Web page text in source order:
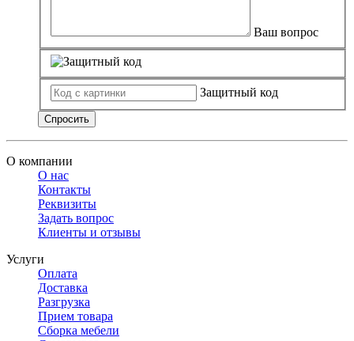
Ваш вопрос
Защитный код
Спросить
О компании
О нас
Контакты
Реквизиты
Задать вопрос
Клиенты и отзывы
Услуги
Оплата
Доставка
Разгрузка
Прием товара
Сборка мебели